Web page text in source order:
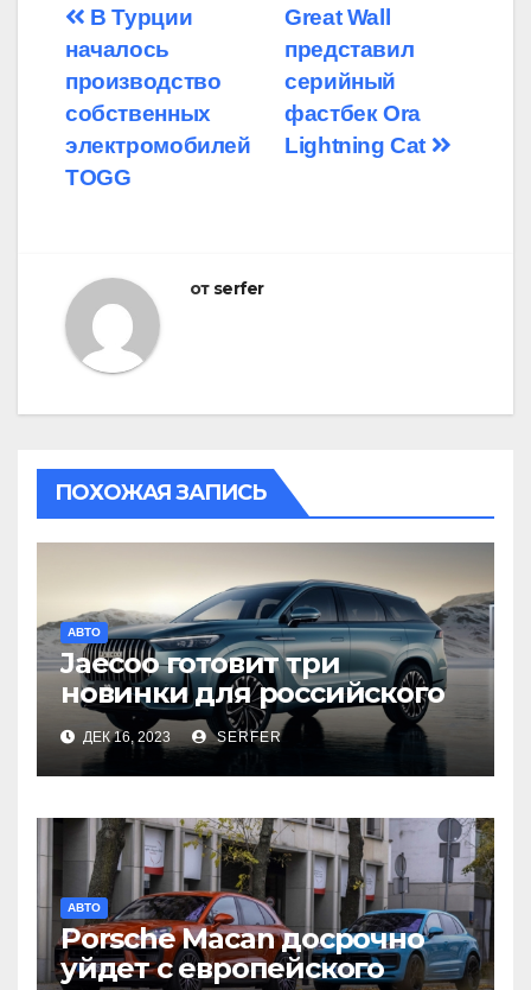
Навигация
по
записям
Great Wall
представил
серийный
фастбек Ora
Lightning Cat
В Турции
началось
производство
собственных
электромобилей
TOGG
от serfer
ПОХОЖАЯ ЗАПИСЬ
АВТО
Jaecoo готовит три
новинки для российского
рынка
ДЕК 16, 2023 SERFER
АВТО
Porsche Macan досрочно
уйдет с европейского